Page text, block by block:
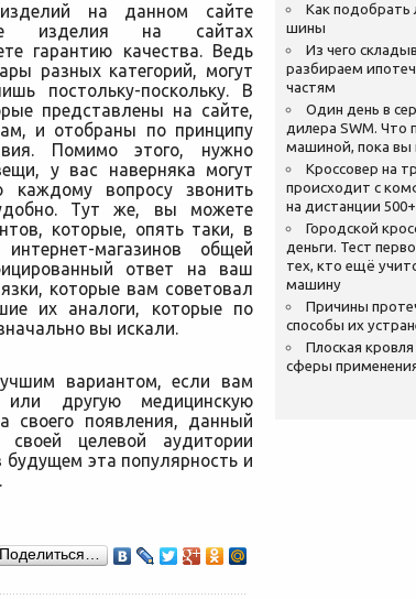
на данном сайте
изделия на сайтах
гарантию качества. Ведь
разных категорий, могут
постольку-поскольку. В
представлены на сайте,
и отобраны по принципу
Помимо этого, нужно
у вас наверняка могут
каждому вопросу звонить
Тут же, вы можете
которые, опять таки, в
магазинов общей
ответ на ваш
которые вам советовал
их аналоги, которые по
вы искали.
вариантом, если вам
другую медицинскую
своего появления, данный
целевой аудитории
будущем эта популярность и
Поделиться…
Как подобрать
шины
Из чего
разбираем
частям
Один день в
дилера SWM. Что
машиной, пока вы
Кроссовер на
происходит с
на дистанции
Городской
деньги. Тест
тех, кто ещё
машину
Причины
способы их
Плоская
сферы